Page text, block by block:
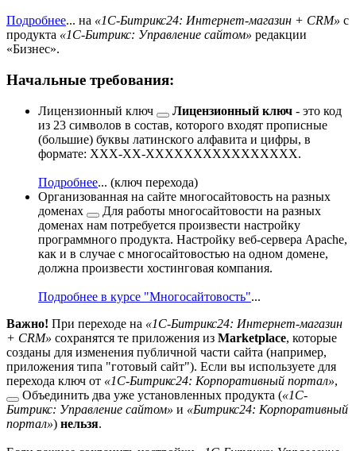
Подробнее... на «1С-Битрикс24: Интернет-магазин + CRM» с
продукта «1С-Битрикс: Управление сайтом» редакции
«Бизнес».
Начальные требования:
Лицензионный ключ Лицензионный ключ - это код
из 23 символов в состав, которого входят прописные
(большие) буквы латинского алфавита и цифры, в
формате: XXX-XX-XXXXXXXXXXXXXXXX.
Подробнее... (ключ перехода)
Организованная на сайте многосайтовость на разных
доменах
Для работы многосайтовости на разных
доменах нам потребуется произвести настройку
программного продукта. Настройку веб-сервера Apache,
как и в случае с многосайтовостью на одном домене,
должна произвести хостинговая компания.
Подробнее в курсе "Многосайтовость"...
Важно! При переходе на «1С-Битрикс24: Интернет-магазин
+ CRM» сохранятся те приложения из Marketplace, которые
созданы для изменения публичной части сайта (например,
приложения типа "готовый сайт"). Если вы используете для
перехода ключ от «1С-Битрикс24: Корпоративный портал»,
Объединить два уже установленных продукта («1С-
Битрикс: Управление сайтом» и «Битрикс24: Корпоративный
портал») нельзя.